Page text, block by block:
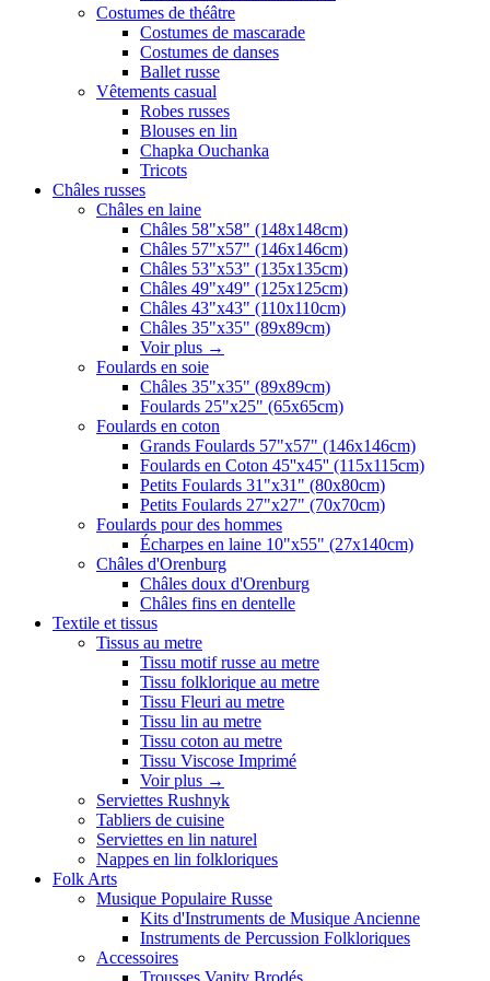
Costumes de théâtre
Costumes de mascarade
Costumes de danses
Ballet russe
Vêtements casual
Robes russes
Blouses en lin
Chapka Ouchanka
Tricots
Châles russes
Châles en laine
Châles 58"x58" (148x148cm)
Châles 57"x57" (146x146cm)
Châles 53"x53" (135x135cm)
Châles 49"x49" (125x125cm)
Châles 43"x43" (110x110cm)
Châles 35"x35" (89x89cm)
Voir plus →
Foulards en soie
Châles 35"x35" (89x89cm)
Foulards 25"x25" (65x65cm)
Foulards en coton
Grands Foulards 57"x57" (146x146cm)
Foulards en Coton 45''x45'' (115x115cm)
Petits Foulards 31"x31" (80x80cm)
Petits Foulards 27"x27" (70x70cm)
Foulards pour des hommes
Écharpes en laine 10"x55" (27x140cm)
Châles d'Orenburg
Châles doux d'Orenburg
Châles fins en dentelle
Textile et tissus
Tissus au metre
Tissu motif russe au metre
Tissu folklorique au metre
Tissu Fleuri au metre
Tissu lin au metre
Tissu coton au metre
Tissu Viscose Imprimé
Voir plus →
Serviettes Rushnyk
Tabliers de cuisine
Serviettes en lin naturel
Nappes en lin folkloriques
Folk Arts
Musique Populaire Russe
Kits d'Instruments de Musique Ancienne
Instruments de Percussion Folkloriques
Accessoires
Trousses Vanity Brodés